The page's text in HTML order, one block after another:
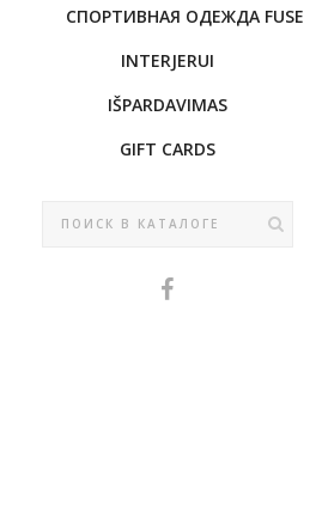
CПОРТИВНAЯ OДЕЖДА FUSE
INTERJERUI
IŠPARDAVIMAS
GIFT CARDS